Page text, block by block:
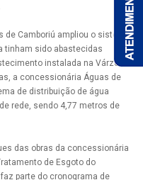
de Camboriú ampliou o sistema
tinham sido abastecidas
instalada na Várzea
a concessionária Águas de
de distribuição de água
rede, sendo 4,77 metros de
das obras da concessionária
de Esgoto do
parte do cronograma de